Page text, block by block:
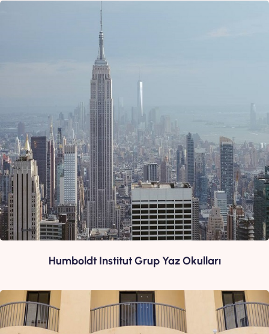
Humboldt Institut Grup Yaz Okulları